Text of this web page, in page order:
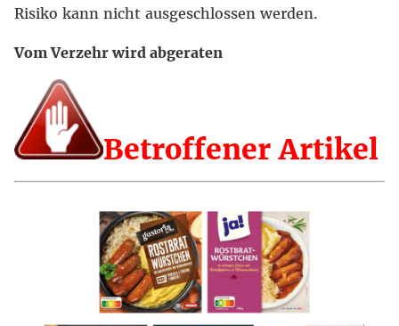
Risiko kann nicht ausgeschlossen werden.
Vom Verzehr wird abgeraten
Betroffener Artikel